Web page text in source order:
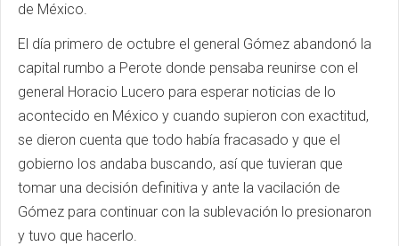
de México.
El día primero de octubre el general Gómez abandonó la
capital rumbo a Perote donde pensaba reunirse con el
general Horacio Lucero para esperar noticias de lo
acontecido en México y cuando supieron con exactitud,
se dieron cuenta que todo había fracasado y que el
gobierno los andaba buscando, así que tuvieran que
tomar una decisión definitiva y ante la vacilación de
Gómez para continuar con la sublevación lo presionaron
y tuvo que hacerlo.